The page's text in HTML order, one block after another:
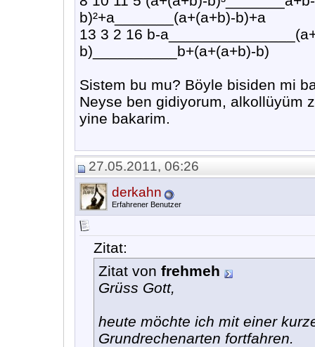
b)²+a_______(a+(a+b)-b)+a
13 3 2 16 b-
b)__________b+(a+(a+b)-b)
Sistem bu mu? Böyle bisiden mi
Neyse ben gidiyorum, alkollüyüm
yine bakarim.
27.05.2011, 06:26
derkahn
Erfahrener Benutzer
Zitat:
Zitat von frehmeh
Grüss Gott,
heute möchte ich mit einer
Grundrechenarten fortfahren.